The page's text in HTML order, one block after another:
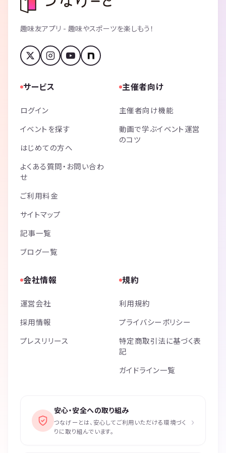
趣味友アプリ - 趣味やスポーツを楽しもう！
サービス
ログイン
イベントを探す
はじめての方へ
よくある質問・お問い合わ
せ
ご利用料金
サイトマップ
記事一覧
ブログ一覧
主催者向け
主催者向け機能
動画で学ぶイベント運営
のコツ
会社情報
運営会社
採用情報
プレスリリース
規約
利用規約
プライバシーポリシー
特定商取引法に基づく表
記
ガイドライン一覧
安心・安全への取り組み
つなげーとは、安心してご利用いただける環境づく
りに取り組んでいます。
›